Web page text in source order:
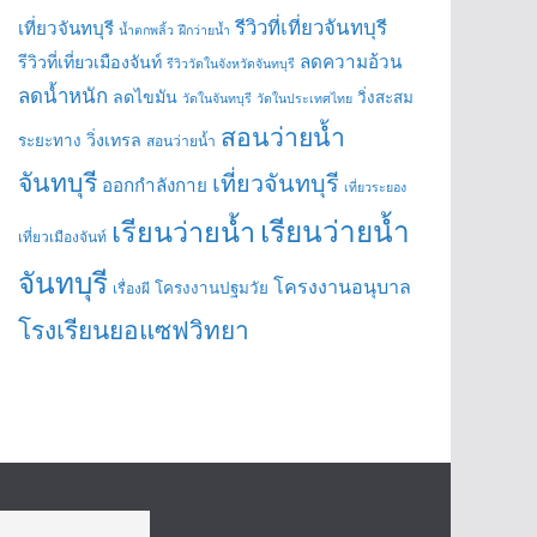
เที่ยวจันทบุรี น้ำตกพลิ้ว ฝึกว่ายน้ำ รีวิวที่เที่ยวจันทบุรี
รีวิวที่เที่ยวเมืองจันท์ รีวิววัดในจังหวัดจันทบุรี ลดความอ้วน
ลดน้ำหนัก ลดไขมัน วัดในจันทบุรี วัดในประเทศไทย วิ่งสะสม
ระยะทาง วิ่งเทรล สอนว่ายน้ำ สอนว่ายน้ำ
จันทบุรี ออกกำลังกาย เที่ยวจันทบุรี เที่ยวระยอง
เที่ยวเมืองจันท์ เรียนว่ายน้ำ เรียนว่ายน้ำ
จันทบุรี เรื่องผี โครงงานปฐมวัย โครงงานอนุบาล
โรงเรียนยอแซฟวิทยา